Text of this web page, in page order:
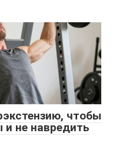
чтобы
не навредить